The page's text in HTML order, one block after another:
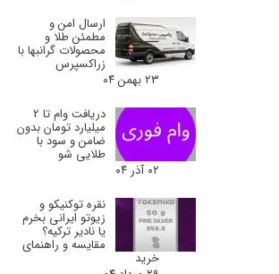
ارسال امن و
مطمئن طلا و
محصولات گرانبها با
زراکسپرس
۲۳ بهمن ۰۴
دریافت وام تا 2
میلیارد تومان بدون
ضامن و سود با
طلایی شو
۰۲ آذر ۰۴
نقره توکنیکو و
زیوتو ایرانی بخرم
یا نادیر ترکیه؟
مقایسه و راهنمای
خرید